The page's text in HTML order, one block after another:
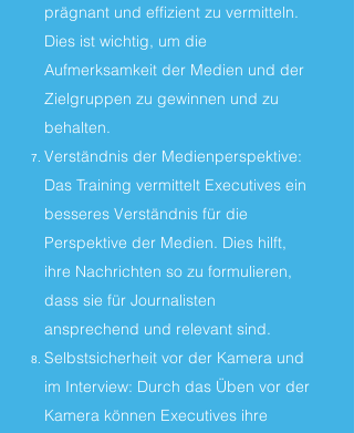
prägnant und effizient zu vermitteln.
Dies ist wichtig, um die
Aufmerksamkeit der Medien und der
Zielgruppen zu gewinnen und zu
behalten.
Verständnis der Medienperspektive:
Das Training vermittelt Executives ein
besseres Verständnis für die
Perspektive der Medien. Dies hilft,
ihre Nachrichten so zu formulieren,
dass sie für Journalisten
ansprechend und relevant sind.
Selbstsicherheit vor der Kamera und
im Interview: Durch das Üben vor der
Kamera können Executives ihre